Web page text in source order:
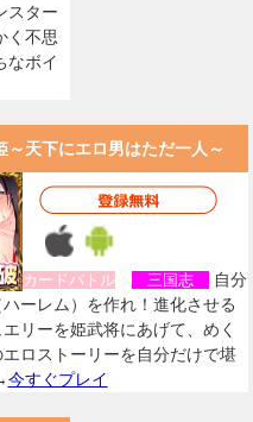
スター
く不思
なボイ
～天下にエロ男はただ一人～
カードバトル 三国志
自分
ーレム）を作れ！進化させる
リーを姫武将にあげて、めく
ロストーリーを自分だけで堪
今すぐプレイ